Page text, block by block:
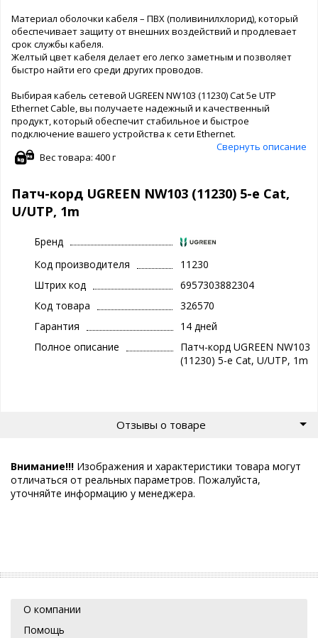
Материал оболочки кабеля – ПВХ (поливинилхлорид), который
обеспечивает защиту от внешних воздействий и продлевает
срок службы кабеля.
Желтый цвет кабеля делает его легко заметным и позволяет
быстро найти его среди других проводов.
Выбирая кабель сетевой UGREEN NW103 (11230) Cat 5e UTP
Ethernet Cable, вы получаете надежный и качественный
продукт, который обеспечит стабильное и быстрое
подключение вашего устройства к сети Ethernet.
Свернуть описание
Вес товара: 400 г
Патч-корд UGREEN NW103 (11230) 5-e Cat,
U/UTP, 1m
Бренд
Код производителя
11230
Штрих код
6957303882304
Код товара
326570
Гарантия
14 дней
Полное описание
Патч-корд UGREEN NW103
(11230) 5-e Cat, U/UTP, 1m
Отзывы о товаре
Внимание!!! Изображения и характеристики товара могут
отличаться от реальных параметров. Пожалуйста,
уточняйте информацию у менеджера.
О компании
Помощь